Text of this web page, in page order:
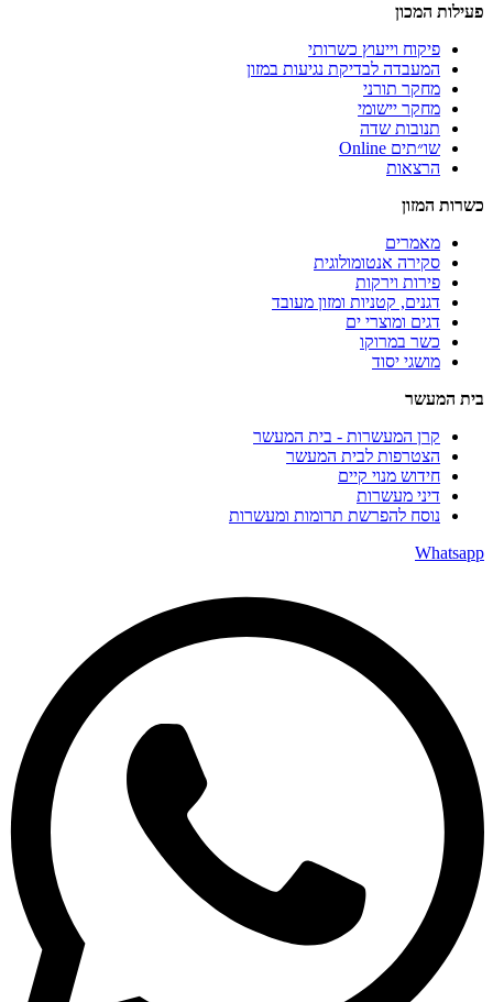
פעילות המכון
פיקוח וייעוץ כשרותי
המעבדה לבדיקת נגיעות במזון
מחקר תורני
מחקר יישומי
תנובות שדה
שו״תים Online
הרצאות
כשרות המזון
מאמרים
סקירה אנטומולוגית
פירות וירקות
דגנים, קטניות ומזון מעובד
דגים ומוצרי ים
כשר במרוקו
מושגי יסוד
בית המעשר
קרן המעשרות - בית המעשר
הצטרפות לבית המעשר
חידוש מנוי קיים
דיני מעשרות
נוסח להפרשת תרומות ומעשרות
Whatsapp